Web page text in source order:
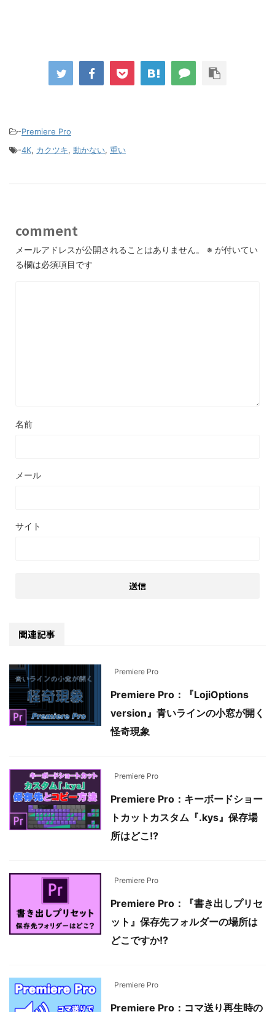
-Premiere Pro
-4K, カクツキ, 動かない, 重い
comment
メールアドレスが公開されることはありません。 ※ が付いてい
る欄は必須項目です
名前
メール
サイト
関連記事
Premiere Pro
Premiere Pro：『LojiOptions
version』青いラインの小窓が開く
怪奇現象
Premiere Pro
Premiere Pro：キーボードショー
トカットカスタム『.kys』保存場
所はどこ!?
Premiere Pro
Premiere Pro：『書き出しプリセ
ット』保存先フォルダーの場所は
どこですか!?
Premiere Pro
Premiere Pro：コマ送り再生時の